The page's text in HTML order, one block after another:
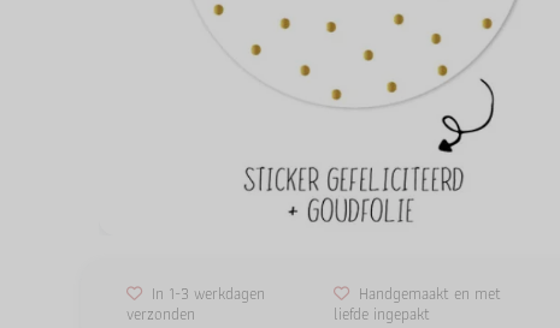
In 1-3 werkdagen
verzonden
Handgemaakt en met
liefde ingepakt